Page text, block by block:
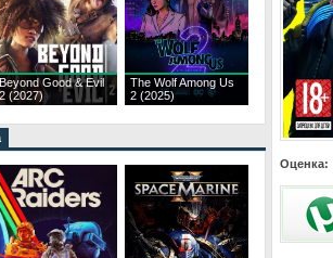
Beyond Good & Evil
2 (2027)
The Wolf Among Us
2 (2025)
Оценка: